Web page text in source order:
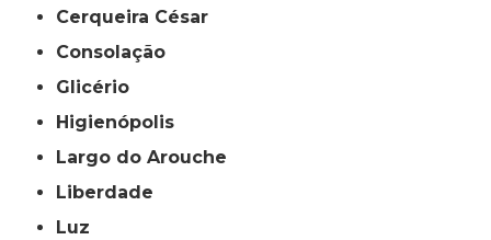
Cerqueira César
Consolação
Glicério
Higienópolis
Largo do Arouche
Liberdade
Luz